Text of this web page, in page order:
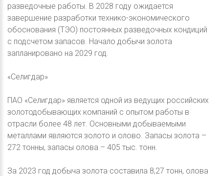
разведочные работы. В 2028 году ожидается
завершение разработки технико-экономического
обоснования (ТЭО) постоянных разведочных кондиций
с подсчетом запасов. Начало добычи золота
запланировано на 2029 год.
«Селигдар»
ПАО «Селигдар» является одной из ведущих российских
золотодобывающих компаний с опытом работы в
отрасли более 48 лет. Основными добываемыми
металлами являются золото и олово. Запасы золота –
272 тонны, запасы олова – 405 тыс. тонн.
За 2023 год добыча золота составила 8,27 тонн, олова